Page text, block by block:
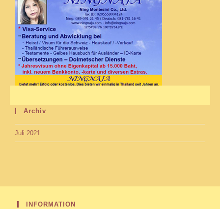
Archiv
Juli 2021
INFORMATION